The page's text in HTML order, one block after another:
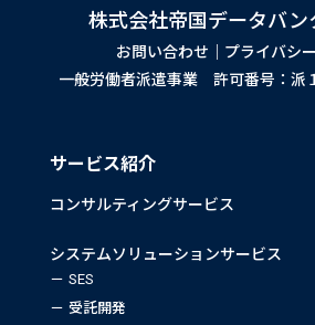
株式会社帝国データバン
お問い合わせ
プライバシ
一般労働者派遣事業 許可番号：派
サービス紹介
コンサルティングサービス
システムソリューションサービス
SES
受託開発